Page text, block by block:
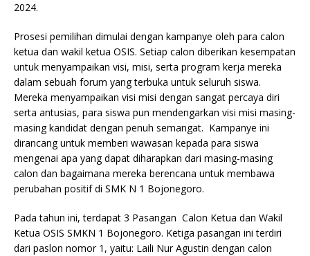
2024.
Prosesi pemilihan dimulai dengan kampanye oleh para calon
ketua dan wakil ketua OSIS. Setiap calon diberikan kesempatan
untuk menyampaikan visi, misi, serta program kerja mereka
dalam sebuah forum yang terbuka untuk seluruh siswa.
Mereka menyampaikan visi misi dengan sangat percaya diri
serta antusias, para siswa pun mendengarkan visi misi masing-
masing kandidat dengan penuh semangat. Kampanye ini
dirancang untuk memberi wawasan kepada para siswa
mengenai apa yang dapat diharapkan dari masing-masing
calon dan bagaimana mereka berencana untuk membawa
perubahan positif di SMK N 1 Bojonegoro.
Pada tahun ini, terdapat 3 Pasangan Calon Ketua dan Wakil
Ketua OSIS SMKN 1 Bojonegoro. Ketiga pasangan ini terdiri
dari paslon nomor 1, yaitu: Laili Nur Agustin dengan calon